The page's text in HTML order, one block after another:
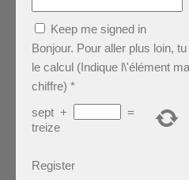
Keep me signed in
Bonjour. Pour aller plus loin, tu dois résoudre
le calcul (Indique l\'élément
chiffre) *
sept +
=
treize
Register